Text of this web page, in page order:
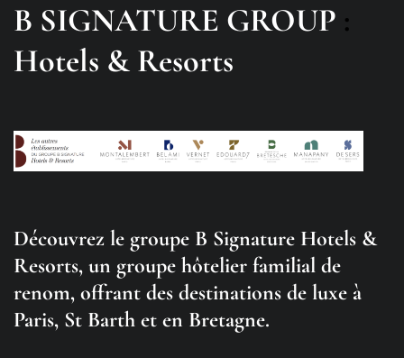
B SIGNATURE GROUP :
Hotels & Resorts
Découvrez le groupe B Signature Hotels &
Resorts, un groupe hôtelier familial de
renom, offrant des destinations de luxe à
Paris, St Barth et en Bretagne.